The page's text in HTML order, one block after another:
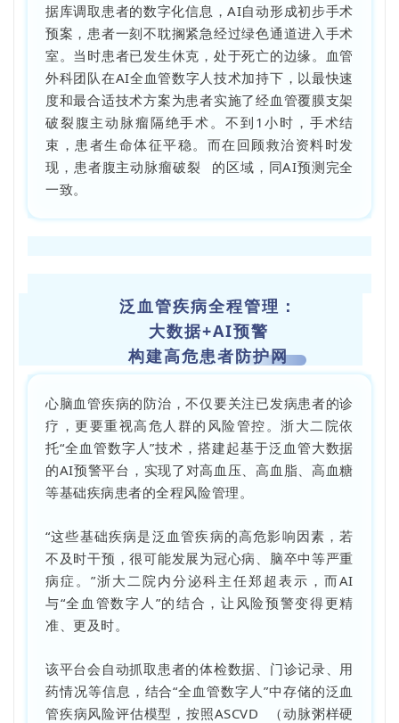
据库调取患者的数字化信息，AI自动形成初步手术
预案，患者一刻不耽搁紧急经过绿色通道进入手术
室。当时患者已发生休克，处于死亡的边缘。血管
外科团队在AI全血管数字人技术加持下，以最快速
度和最合适技术方案为患者实施了经血管覆膜支架
破裂腹主动脉瘤隔绝手术。不到1小时，手术结
束，患者生命体征平稳。而在回顾救治资料时发
现，患者腹主动脉瘤破裂
的区域，同AI预测完全
一致。
泛血管疾病全程管理：
大数据+AI预警
构建高危患者防护网
心脑血管疾病的防治，不仅要关注已发病患者的诊
疗，更要重视高危人群的风险管控。浙大二院依
托“全血管数字人”技术，搭建起基于泛血管大数据
的AI预警平台，实现了对高血压、高血脂、高血糖
等基础疾病患者的全程风险管理。
“这些基础疾病是泛血管疾病的高危影响因素，若
不及时干预，很可能发展为冠心病、脑卒中等严重
病症。”浙大二院内分泌科主任郑超表示，而AI
与“全血管数字人”的结合，让风险预警变得更精
准、更及时。
该平台会自动抓取患者的体检数据、门诊记录、用
药情况等信息，结合“全血管数字人”中存储的泛血
管疾病风险评估模型，按照ASCVD
（动脉粥样硬